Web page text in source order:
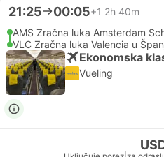
21:25 00:05+1 2h 40m
AMS Zračna luka Amsterdam
VLC Zračna luka Valencia u
Ekonomska
Vueling